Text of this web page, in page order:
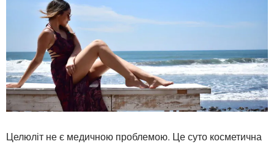
Целюліт не є медичною проблемою. Це суто косметична